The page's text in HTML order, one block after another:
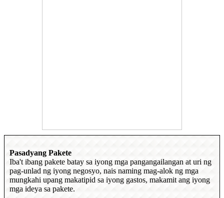
Pasadyang Pakete
Iba't ibang pakete batay sa iyong mga pangangailangan at uri ng
pag-unlad ng iyong negosyo, nais naming mag-alok ng mga
mungkahi upang makatipid sa iyong gastos, makamit ang iyong
mga ideya sa pakete.